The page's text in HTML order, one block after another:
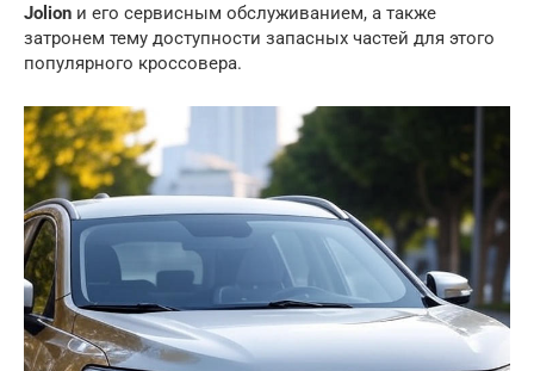
Jolion и его сервисным обслуживанием, а также
затронем тему доступности запасных частей для этого
популярного кроссовера.